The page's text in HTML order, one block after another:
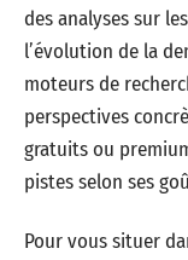
des analyses sur les
l’évolution de la
moteurs de
perspectives
gratuits ou
pistes selon ses
Pour vous situer